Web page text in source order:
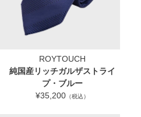
ROYTOUCH
純国産リッチガルザストライ
プ・ブルー
¥35,200 （税込）